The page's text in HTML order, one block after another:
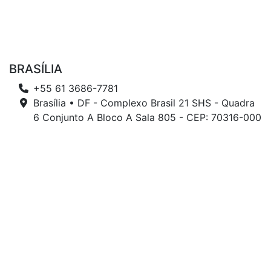
BRASÍLIA
+55 61 3686-7781
Brasília • DF - Complexo Brasil 21 SHS - Quadra
6 Conjunto A Bloco A Sala 805 - CEP: 70316-000